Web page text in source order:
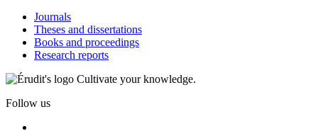
Journals
Theses and dissertations
Books and proceedings
Research reports
Cultivate your knowledge.
Follow us